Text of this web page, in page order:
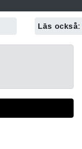
Läs också: